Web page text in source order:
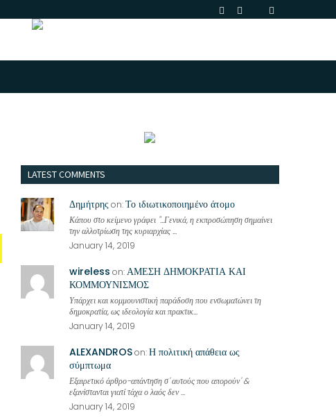
LATEST COMMENTS
Δημήτρης on:Το ιδιωτικοποιημένο άτομο
Κάπου στο κείμενο γράφει "...Γενικά, η εκπροσώπηση σημαίνει
την αλλοτρίωση της κυριαρχίας ...
January 14, 2019
wireless on:ΑΜΕΣΗ ΔΗΜΟΚΡΑΤΙΑ ΚΑΙ
ΚΟΜΜΟΥΝΙΣΜΟΣ
Υπάρχει και κομμουνιστική παράδοση που ενσωματώνει τη
δημοκρατία, ως ιδεολογία και πρακτικ...
January 14, 2019
ALEXANDROSon:Η πολιτική απάθεια ως
σύμπτωμα
Εξαιρετικό άρθρο-απάντηση σ' αυτούς που απορούν' &
εξανίστανται γιατί τάχα ο λαός δεν ...
January 14, 2019